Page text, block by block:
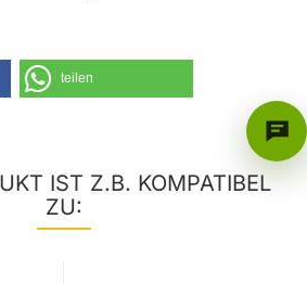
teilen
IST Z.B. KOMPATIBEL
ZU: